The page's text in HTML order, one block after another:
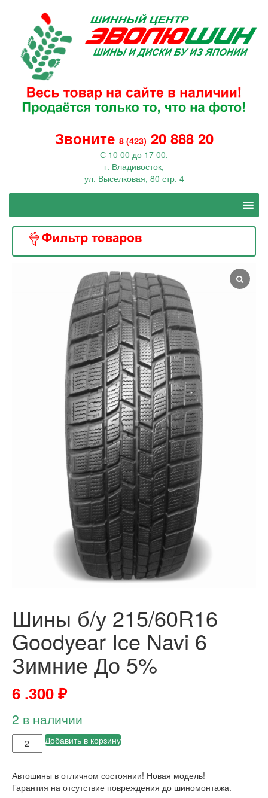
Звоните 8 (423) 20 888 20
С 10 00 до 17 00,
г. Владивосток,
ул. Выселковая, 80 стр. 4
Шины б/у 215/60R16
Goodyear Ice Navi 6
Зимние До 5%
6 .300₽
2 в наличии
Добавить в корзину
Автошины в отличном состоянии! Новая модель!
Гарантия на отсутствие повреждения до шиномонтажа.